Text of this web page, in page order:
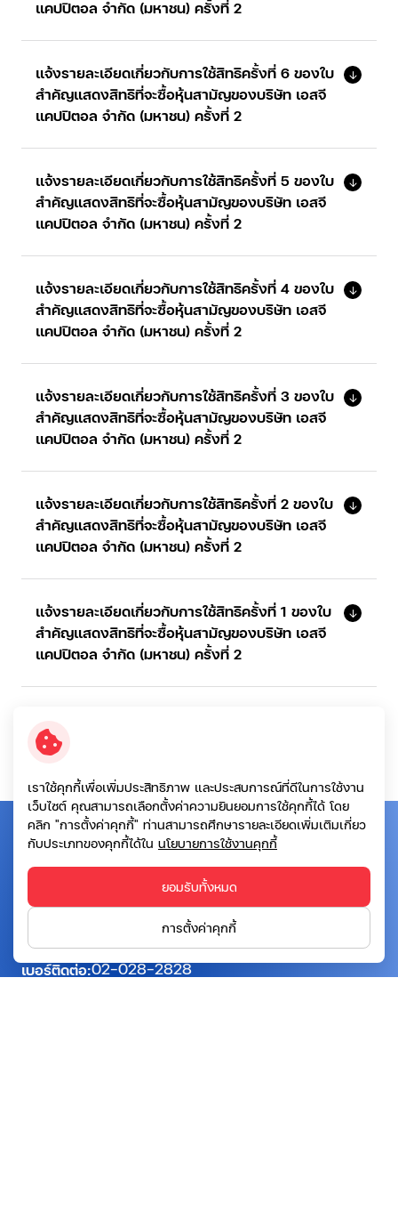
แคปปิตอล จำกัด (มหาชน) ครั้งที่ 2
แจ้งรายละเอียดเกี่ยวกับการใช้สิทธิครั้งที่ 6 ของใบ
สำคัญแสดงสิทธิที่จะซื้อหุ้นสามัญของบริษัท เอสจี
แคปปิตอล จำกัด (มหาชน) ครั้งที่ 2
แจ้งรายละเอียดเกี่ยวกับการใช้สิทธิครั้งที่ 5 ของใบ
สำคัญแสดงสิทธิที่จะซื้อหุ้นสามัญของบริษัท เอสจี
แคปปิตอล จำกัด (มหาชน) ครั้งที่ 2
แจ้งรายละเอียดเกี่ยวกับการใช้สิทธิครั้งที่ 4 ของใบ
สำคัญแสดงสิทธิที่จะซื้อหุ้นสามัญของบริษัท เอสจี
แคปปิตอล จำกัด (มหาชน) ครั้งที่ 2
แจ้งรายละเอียดเกี่ยวกับการใช้สิทธิครั้งที่ 3 ของใบ
สำคัญแสดงสิทธิที่จะซื้อหุ้นสามัญของบริษัท เอสจี
แคปปิตอล จำกัด (มหาชน) ครั้งที่ 2
แจ้งรายละเอียดเกี่ยวกับการใช้สิทธิครั้งที่ 2 ของใบ
สำคัญแสดงสิทธิที่จะซื้อหุ้นสามัญของบริษัท เอสจี
แคปปิตอล จำกัด (มหาชน) ครั้งที่ 2
แจ้งรายละเอียดเกี่ยวกับการใช้สิทธิครั้งที่ 1 ของใบ
สำคัญแสดงสิทธิที่จะซื้อหุ้นสามัญของบริษัท เอสจี
แคปปิตอล จำกัด (มหาชน) ครั้งที่ 2
บริษัท เอสจี แคปปิตอล จำกัด (มหาชน)
ที่อยู่:
อาคารโทรคมนาคม บางรัก ชั้น 20 เลขที่ 72 ถนน
เจริญกรุง แขวงบางรัก เขตบางรัก กรุงเทพฯ 10500
อีเมล: info@sgcapital.co.th
เบอร์ติดต่อ:02-028-2828
เราใช้คุกกี้เพื่อเพิ่มประสิทธิภาพ และประสบการณ์ที่ดีในการใช้งาน
เว็บไซต์ คุณสามารถเลือกตั้งค่าความยินยอมการใช้คุกกี้ได้ โดย
คลิก "การตั้งค่าคุกกี้" ท่านสามารถศึกษารายละเอียดเพิ่มเติมเกี่ยว
กับประเภทของคุกกี้ได้ใน นโยบายการใช้งานคุกกี้
ยอมรับทั้งหมด
การตั้งค่าคุกกี้